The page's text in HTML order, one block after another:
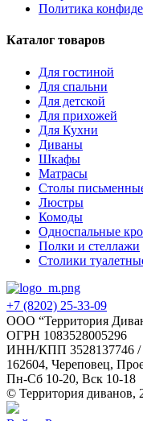
Политика
Каталог товаров
Для гостиной
Для спальни
Для детской
Для прихожей
Для Кухни
Диваны
Шкафы
Матрасы
Столы
Люстры
Комоды
Односпальные
Полки и стеллажи
Столики
+7 (8202) 25-33-09
‌ООО “Территория
ОГРН 1083528005296
ИНН/КПП 3528137746 /
162604, Череповец,
Пн-Сб 10-20, Вск 10-18
© Территория диванов,